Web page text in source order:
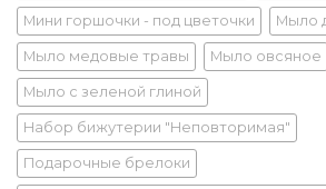
Мини горшочки - под цветочки Мыло
Мыло медовые травы Мыло овсяное
Мыло с зеленой глиной
Набор бижутерии "Неповторимая"
Подарочные брелоки